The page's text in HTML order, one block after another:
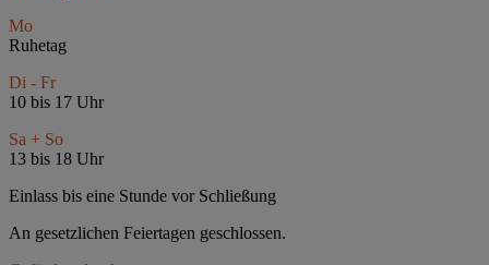
Mo
Ruhetag
Di - Fr
10 bis 17 Uhr
Sa + So
13 bis 18 Uhr
Einlass bis eine Stunde vor Schließung
An gesetzlichen Feiertagen geschlossen.